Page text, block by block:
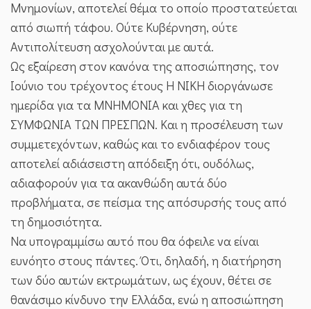
Μνημονίων, αποτελεί θέμα το οποίο προστατεύεται
από σιωπή τάφου. Ούτε Κυβέρνηση, ούτε
Αντιπολίτευση ασχολούνται με αυτά.
Ως εξαίρεση στον κανόνα της αποσιώπησης, τον
Ιούνιο του τρέχοντος έτους Η ΝΙΚΗ διοργάνωσε
ημερίδα για τα ΜΝΗΜΟΝΙΑ και χθες για τη
ΣΥΜΦΩΝΙΑ ΤΩΝ ΠΡΕΣΠΩΝ. Και η προσέλευση των
συμμετεχόντων, καθώς και το ενδιαφέρον τους
αποτελεί αδιάσειστη απόδειξη ότι, ουδόλως,
αδιαφορούν για τα ακανθώδη αυτά δύο
προβλήματα, σε πείσμα της απόσυρσής τους από
τη δημοσιότητα.
Να υπογραμμίσω αυτό που θα όφειλε να είναι
ευνόητο στους πάντες. Ότι, δηλαδή, η διατήρηση
των δύο αυτών εκτρωμάτων, ως έχουν, θέτει σε
θανάσιμο κίνδυνο την Ελλάδα, ενώ η αποσιώπηση